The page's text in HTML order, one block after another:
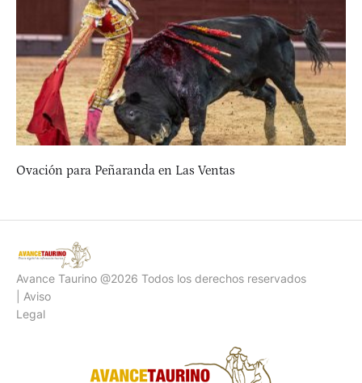
Ovación para Peñaranda en Las Ventas
Avance Taurino @2026 Todos los derechos reservados
| Aviso
Legal